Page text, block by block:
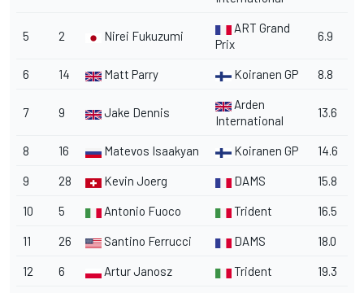
5 2 Nirei Fukuzumi
ART Grand
Prix
6.9
6 14 Matt Parry Koiranen GP 8.8
7 9 Jake Dennis
Arden
International
13.6
8 16 Matevos Isaakyan Koiranen GP 14.6
9 28 Kevin Joerg DAMS 15.8
10 5 Antonio Fuoco Trident 16.5
11 26 Santino Ferrucci DAMS 18.0
12 6 Artur Janosz Trident 19.3